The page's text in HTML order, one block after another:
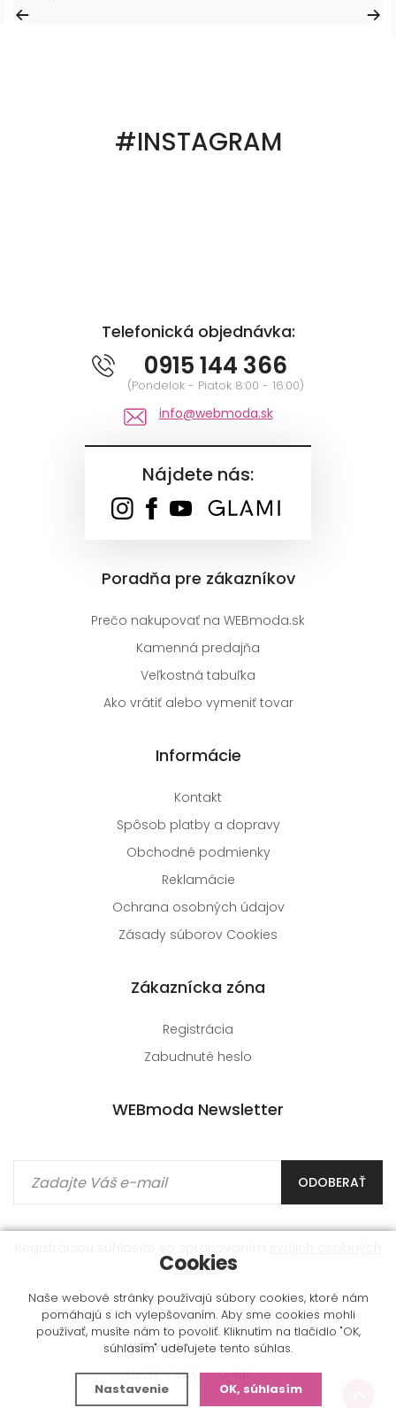
#INSTAGRAM
Telefonická objednávka:
0915 144 366
(Pondelok - Piatok 8:00 - 16:00)
info@webmoda.sk
Nájdete nás:
Poradňa pre zákazníkov
Prečo nakupovať na WEBmoda.sk
Kamenná predajňa
Veľkostná tabuľka
Ako vrátiť alebo vymeniť tovar
Informácie
Kontakt
Spôsob platby a dopravy
Obchodné podmienky
Reklamácie
Ochrana osobných údajov
Zásady súborov Cookies
Zákaznícka zóna
Registrácia
Zabudnuté heslo
WEBmoda Newsletter
ODOBERAŤ
údajov.
WEBmoda© 2009 - 2026
Úvod
Blog O nás
Cookies
Naše webové stránky používajú súbory cookies, ktoré nám
pomáhajú s ich vylepšovaním. Aby sme cookies mohli
používať, musíte nám to povoliť. Kliknutím na tlačidlo "OK,
súhlasím" udeľujete tento súhlas.
Nastavenie OK, súhlasím